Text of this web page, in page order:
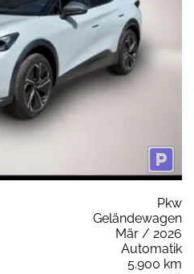
Pkw
Geländewagen
Mär / 2026
Automatik
5.900 km